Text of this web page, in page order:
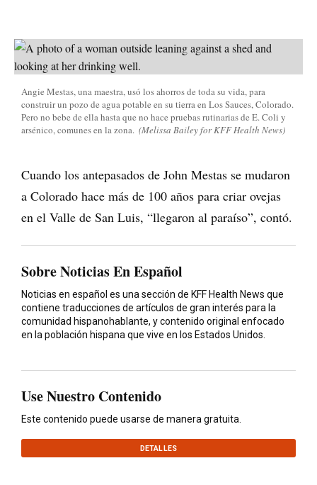
Angie Mestas, una maestra, usó los ahorros de toda su vida, para
construir un pozo de agua potable en su tierra en Los Sauces, Colorado.
Pero no bebe de ella hasta que no hace pruebas rutinarias de E. Coli y
arsénico, comunes en la zona. (Melissa Bailey for KFF Health News)
Cuando los antepasados de John Mestas se mudaron
a Colorado hace más de 100 años para criar ovejas
en el Valle de San Luis, “llegaron al paraíso”, contó.
Sobre Noticias En Español
Noticias en español es una sección de KFF Health News que
contiene traducciones de artículos de gran interés para la
comunidad hispanohablante, y contenido original enfocado
en la población hispana que vive en los Estados Unidos.
Use Nuestro Contenido
Este contenido puede usarse de manera gratuita.
DETALLES